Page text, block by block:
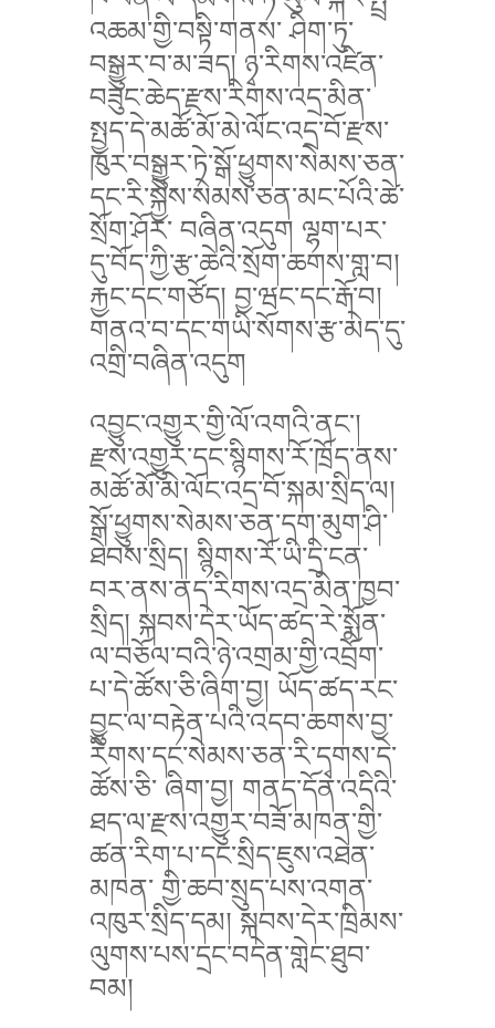
འཆམ་གྱི་བསྟི་གནས་ ཤིག་ཏུ་
བསྒྱུར་བ་མ་ཟད། ཉྭ་རིགས་འཛིན་
བཟུང་ཆེད་རྫས་རིགས་འདྲ་མིན་
སྤྱད་དེ་མཚོ་མོ་མེ་ལོང་འདྲ་བོ་རྫས་
ཁུར་བསྒྱུར་ཏེ་སྒོ་ཕྱུགས་སེམས་ཅན་
དང་རི་སྐྱེས་སེམས་ཅན་མང་པོའི་ཚེ་
སྲོག་ཤོར་ བཞིན་འདུག ལྷག་པར་
དུ་བོད་ཀྱི་རྩ་ཆེའི་སྲོག་ཆགས་གླ་བ།
རྐྱང་དང་གཙོད། བྱ་ཝང་དང་རྒོ་བ།
གནའ་བ་དང་གཡི་སོགས་རྩ་མེད་དུ་
འགྲི་བཞིན་འདུག
འབྱུང་འགྱུར་གྱི་ལོ་འགའི་ནང་།
རྫས་འགྱུར་དང་སྙིགས་རོ་ཁྲོད་ནས་
མཚོ་མོ་མེ་ལོང་འདྲ་བོ་སྐམ་སྲིད་ལ།
སྒོ་ཕྱུགས་སེམས་ཅན་དག་མུག་ཤི་
ཐེབས་སྲིད། སྙིགས་རོ་ཡི་དྲི་ངན་
བར་ནས་ནད་རིགས་འདྲ་མིན་ཁྱབ་
སྲིད། སྐབས་དེར་ཡོད་ཚད་རེ་སྨོན་
ལ་བཅོལ་བའི་ཉེ་འགྲམ་གྱི་འབྲོག་
པ་དེ་ཚོས་ཅི་ཞིག་བྱ། ཡོད་ཚད་རང་
བྱུང་ལ་བརྟེན་པའི་འདབ་ཆགས་བྱ་
རིགས་དང་སེམས་ཅན་རི་དྭགས་དེ་
ཚོས་ཅི་ ཞིག་བྱ། གནད་དོན་འདིའི་
ཐད་ལ་རྫས་འགྱུར་བཟོ་མཁན་གྱི་
ཚན་རིག་པ་དང་སྲིད་ཇུས་འཐེན་
མཁན་ གྱི་ཆབ་སྲུད་པས་འགན་
འཁུར་སྲིད་དམ། སྐབས་དེར་ཁྲིམས་
ལུགས་པས་དྲང་བདེན་གླེང་ཐུབ་
བམ།